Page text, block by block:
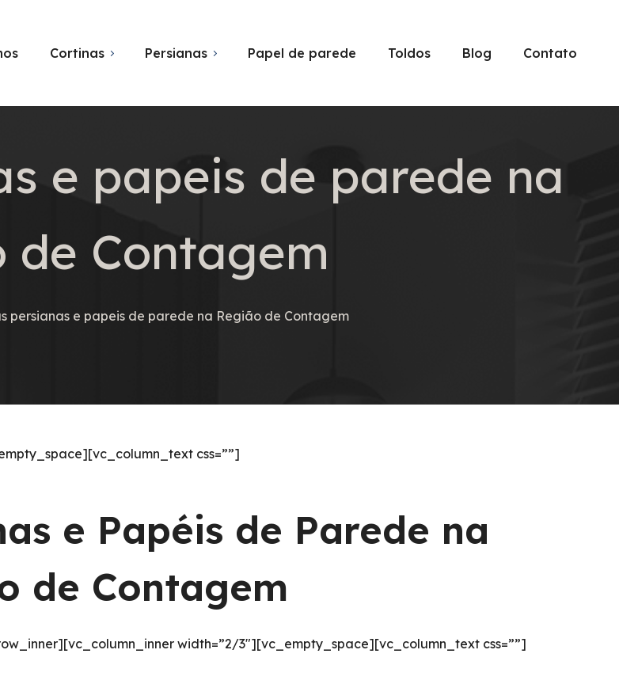
Cortinas Persianas Papel de parede Toldos Blog Contato
e papeis de parede na
de Contagem
persianas e papeis de parede na Região de Contagem
css=””]
e Papéis de Parede na
de Contagem
width=”2/3″][vc_empty_space][vc_column_text css=””]